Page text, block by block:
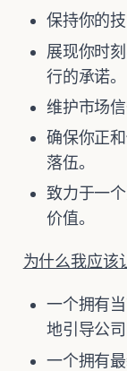
保持你的
展现你时
行的承诺。
维护市场信
确保你正
落伍。
致力于一
价值。
为什么我应该
一个拥有
地引导公司
一个拥有